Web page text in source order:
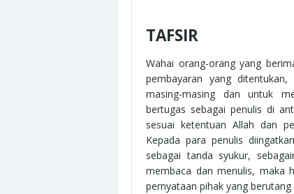
TAFSIR
Wahai orang-orang yang
pembayaran yang
masing-masing dan untuk
bertugas sebagai penulis di
sesuai ketentuan Allah dan
Kepada para penulis
sebagai tanda syukur,
membaca dan menulis, maka
pernyataan pihak yang